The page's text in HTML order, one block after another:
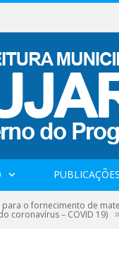
PUBLICAÇÕES
para o fornecimento de
coronavírus – COVID 19) »